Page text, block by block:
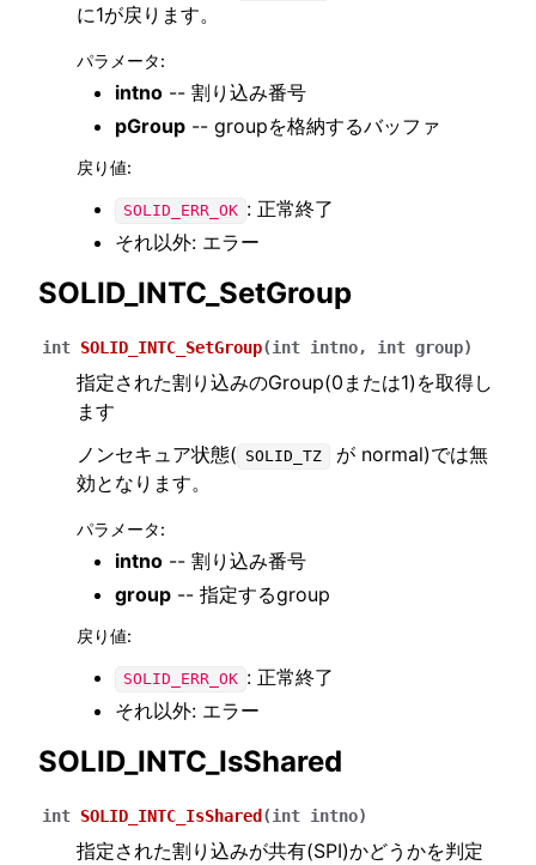
に1が戻ります。
パラメータ:
intno -- 割り込み番号
pGroup -- groupを格納するバッファ
戻り値:
SOLID_ERR_OK : 正常終了
それ以外: エラー
SOLID_INTC_SetGroup
int SOLID_INTC_SetGroup(int intno, int group)
指定された割り込みのGroup(0または1)を取得し
ます
ノンセキュア状態( SOLID_TZ
が normal)では無
効となります。
パラメータ:
intno -- 割り込み番号
group -- 指定するgroup
戻り値:
SOLID_ERR_OK : 正常終了
それ以外: エラー
SOLID_INTC_IsShared
int SOLID_INTC_IsShared (int intno)
指定された割り込みが共有(SPI)かどうかを判定